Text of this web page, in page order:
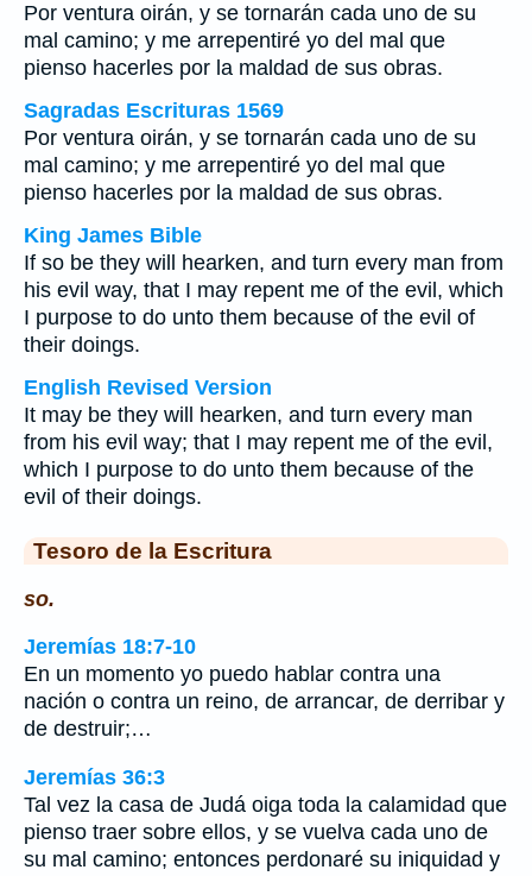
Por ventura oirán, y se tornarán cada uno de su
mal camino; y me arrepentiré yo del mal que
pienso hacerles por la maldad de sus obras.
Sagradas Escrituras 1569
Por ventura oirán, y se tornarán cada uno de su
mal camino; y me arrepentiré yo del mal que
pienso hacerles por la maldad de sus obras.
King James Bible
If so be they will hearken, and turn every man from
his evil way, that I may repent me of the evil, which
I purpose to do unto them because of the evil of
their doings.
English Revised Version
It may be they will hearken, and turn every man
from his evil way; that I may repent me of the evil,
which I purpose to do unto them because of the
evil of their doings.
Tesoro de la Escritura
so.
Jeremías 18:7-10
En un momento yo puedo hablar contra una
nación o contra un reino, de arrancar, de derribar y
de destruir;…
Jeremías 36:3
Tal vez la casa de Judá oiga toda la calamidad que
pienso traer sobre ellos, y se vuelva cada uno de
su mal camino; entonces perdonaré su iniquidad y